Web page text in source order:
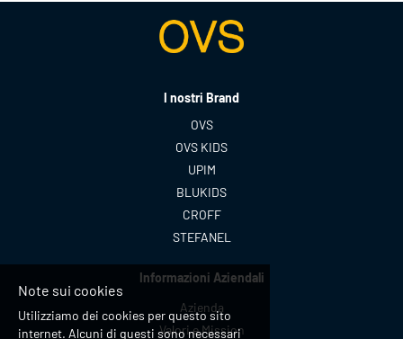
I nostri Brand
OVS
OVS KIDS
UPIM
BLUKIDS
CROFF
STEFANEL
Informazioni Aziendali
Azienda
Valori e Mission
Note sui cookies
Utilizziamo dei cookies per questo sito
internet. Alcuni di questi sono necessari